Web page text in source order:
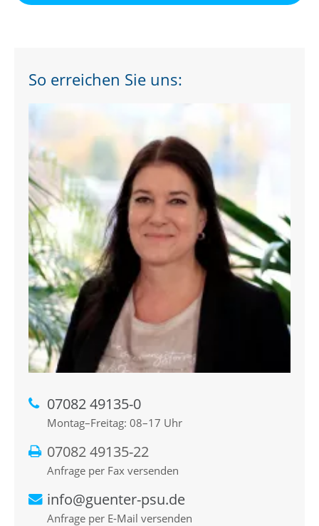
So erreichen Sie uns:
07082 49135-0
Montag–Freitag: 08–17 Uhr
07082 49135-22
Anfrage per Fax versenden
info@guenter-psu.de
Anfrage per E-Mail versenden